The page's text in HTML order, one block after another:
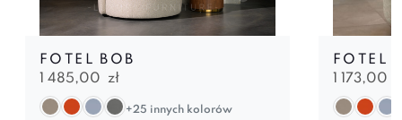
FOTEL BOB
1 485,00 zł
+25 innych kolorów
FOTEL
1 173,00